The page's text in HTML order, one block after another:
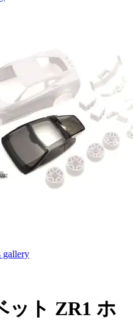
gallery
ット ZR1 ホ